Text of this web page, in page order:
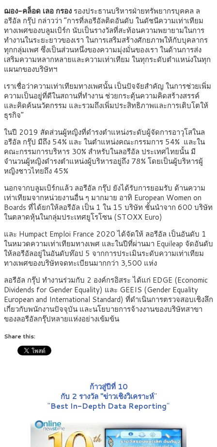
ฌอง-คล็อด เลอ กรอง รองประธานบริหารฝ่ายทรัพยากรบุคคล ล
อรีอัล กรุ๊ป กล่าวว่า “การที่ลอรีอัลติดอันดับ ในดัชนีความเท่าเทียม
ทางเพศของบลูมเบิร์ก นับเป็นรางวัลที่สะท้อนความพยายามในการ
ทำงานในระยะยาวของเรา ในการเสริมสร้างศักยภาพให้กับบุคลากร
ทุกกลุ่มเพศ ซึ่งเป็นส่วนหนึ่งของความมุ่งมั่นของเรา ในด้านการส่ง
เสริมความหลากหลายและความเท่าเทียม ในทุกระดับตำแหน่งในทุก
แผนกของบริษัทฯ
เราเชื่อว่าความเท่าเทียมทางเพศนั้น เป็นปัจจัยสำคัญ ในการช่วยเพิ่ม
ความเป็นอยู่ที่ดีในสถานที่ทำงาน ช่วยกระตุ้นความคิดสร้างสรรค์
และคิดค้นนวัตกรรม และรวมถึงเพิ่มประสิทธิภาพและการเติบโตให้
ธุรกิจ”
ในปี 2019 สัดส่วนผู้หญิงที่ดำรงตำแหน่งระดับผู้จัดการอาวุโสในล
อรีอัล กรุ๊ป มีถึง 54% และ ในตำแหน่งคณะกรรมการ 54% และใน
คณะกรรมการบริหาร 30% สำหรับในลอรีอัล ประเทศไทยนั้น มี
จำนวนผู้หญิงดำรงตำแหน่งผู้บริหารอยู่ถึง 78% โดยเป็นผู้บริหารผู้
หญิงชาวไทยถึง 45%
นอกจากบลูมเบิร์กแล้ว ลอรีอัล กรุ๊ป ยังได้รับการยอมรับ ด้านความ
เท่าเทียมจากหน่วยงานอื่น ๆ มากมาย อาทิ European Women on
Boards ที่ได้ยกให้ลอรีอัล เป็น 1 ใน 15 บริษัท ชั้นนำจาก 600 บริษัท
ในตลาดหุ้นในกลุ่มประเทศยูโรโซน (STOXX Euro)
และ Humpact Emploi France 2020 ได้จัดให้ ลอรีอัล เป็นอันดับ 1
ในหมวดความเท่าเทียมทางเพศ และในปีที่ผ่านมา Equileap จัดอันดับ
ให้ลอรีอัลอยู่ในอันดับท๊อป 5 จากการประเมินระดับความเท่าเทียม
ทางเพศของบริษัทจดทะเบียนมากกว่า 3,500 แห่ง
ลอรีอัล กรุ๊ป ทำงานร่วมกับ 2 องค์กรอิสระ ได้แก่ EDGE (Economic
Dividends for Gender Equality) และ GEEIS (Gender Equality
European and International Standard) ที่ดำเนินการตรวจสอบเชิงลึก
เกี่ยวกับพนักงานปัจจุบัน และนโยบายการจ้างงานของบริษัทสาขา
ของลอรีอัลกรุ๊ปหลายแห่งอย่างเข้มข้น
Share this:
ก้าวสู่ปีที่ 10
กับ 2 รางวัล "ข่าวเชิงวิเคราะห์"
"Best In-Depth Data Reporting"